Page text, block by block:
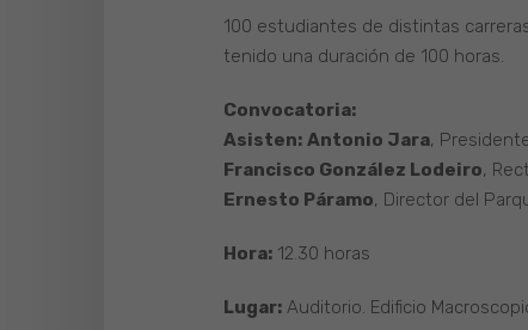
100 estudiantes de distintas
tenido una duración de 100 horas.
Convocatoria:
Asisten: Antonio Jara,
Francisco González Lodeiro,
Ernesto Páramo, Director del
Hora: 12.30 horas
Lugar: Auditorio. Edificio